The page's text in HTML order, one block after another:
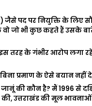
पद पर नियुक्ति के लिए
वो जो भी कुछ कहते हैं उसके
के गंभीर आरोप लगा रहे
प्रमाण के ऐसे बयान नहीं
की कौन है? मैं 1996 से
उत्तराखंड की मूल